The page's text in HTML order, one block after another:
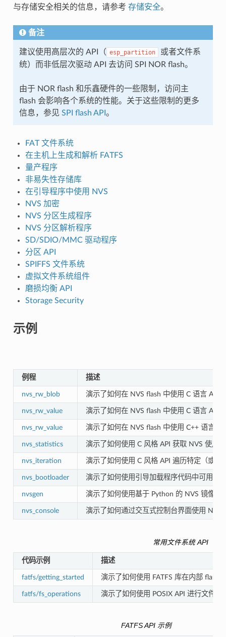
与存储安全相关的信息，请参考 存储安全。
备注
建议使用高层次的 API（ esp_partition
或者文件系
统）而非低层次驱动 API 去访问 SPI NOR flash。
由于 NOR flash 和乐鑫硬件的一些限制，访问主
flash 会影响各个系统的性能。关于这些限制的更多
信息，参见 SPI flash API 。
FAT 文件系统
在主机上生成和解析 FATFS
量产程序
非易失性存储库
在引导程序中使用 NVS
NVS 加密
NVS 分区生成程序
NVS 分区解析程序
SD/SDIO/MMC 驱动程序
分区 API
SPIFFS 文件系统
虚拟文件系统组件
磨损均衡 API
Storage Security
示例
例程 描述
nvs_rw_blob 演示了如何在 NVS flash 中使用 C 语言 API
nvs_rw_value 演示了如何在 NVS flash 中使用 C 语言 API
nvs_rw_value 演示了如何在 NVS flash 中使用 C++ 语言
nvs_statistics 演示了如何使用 C 风格 API 获取 NVS 使用
nvs_iteration 演示了如何使用 C 风格 API 遍历特定（或
nvs_bootloader 演示了如何使用引导加载程序代码中可用的
nvsgen 演示了如何使用基于 Python 的 NVS 镜像生
nvs_console 演示了如何通过交互式控制台界面使用 NVS
常用文件系统 API
代码示例 描述
fatfs/getting_started 演示了如何使用 FATFS 库在内部 flash
fatfs/fs_operations 演示了如何使用 POSIX API 进行文件
FATFS API 示例